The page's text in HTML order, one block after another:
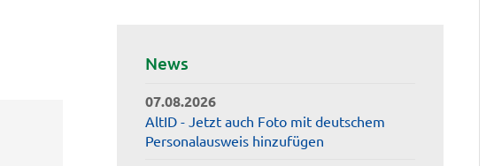
News
07.08.2026
AltID - Jetzt auch Foto mit deutschem
Personalausweis hinzufügen